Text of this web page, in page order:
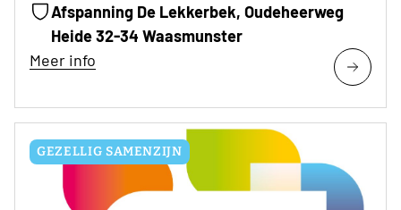
Afspanning De Lekkerbek, Oudeheerweg
Heide 32-34 Waasmunster
Meer info
GEZELLIG SAMENZIJN